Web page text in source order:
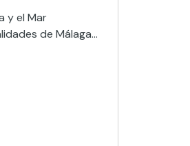
y el Mar
de Málaga